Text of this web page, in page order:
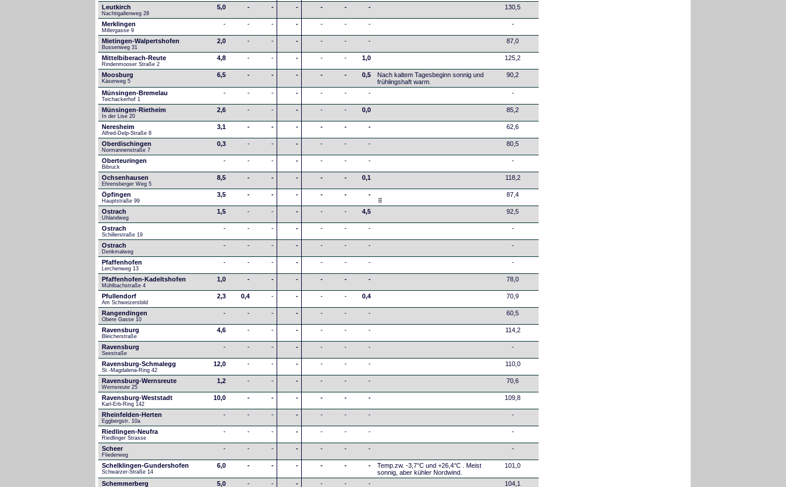
Leutkirch
Nachtigallenweg 28
5,0 - - - - - - 130,5
Merklingen
Millergasse 9
- - - - - - - -
Mietingen-Walpertshofen
Bussenweg 31
2,0 - - - - - - 87,0
Mittelbiberach-Reute
Rindenmooser Straße 2
4,8 - - - - - 1,0 125,2
Moosburg
Käserweg 5
6,5 - - - - - 0,5
Nach kaltem Tagesbeginn sonnig und
frühlingshaft warm.
90,2
Münsingen-Bremelau
Teichackerhof 1
- - - - - - - -
Münsingen-Rietheim
In der Lise 20
2,6 - - - - - 0,0 85,2
Neresheim
Alfred-Delp-Straße 8
3,1 - - - - - - 62,6
Oberdischingen
Normannenstraße 7
0,3 - - - - - - 80,5
Oberteuringen
Bibruck
- - - - - - - -
Ochsenhausen
Ehrensberger Weg 5
8,5 - - - - - 0,1 118,2
Öpfingen
Hauptstraße 99
3,5 - - - - - - 87,4
Ostrach
Uhlandweg
1,5 - - - - - 4,5 92,5
Ostrach
Schillerstraße 19
- - - - - - - -
Ostrach
Denkmalweg
- - - - - - - -
Pfaffenhofen
Lerchenweg 13
- - - - - - - -
Pfaffenhofen-Kadeltshofen
Mühlbachstraße 4
1,0 - - - - - - 78,0
Pfullendorf
Am Schweizersbild
2,3 0,4 - - - - 0,4 70,9
Rangendingen
Obere Gasse 10
- - - - - - - 60,5
Ravensburg
Bleicherstraße
4,6 - - - - - - 114,2
Ravensburg
Seestraße
- - - - - - - -
Ravensburg-Schmalegg
St.-Magdalena-Ring 42
12,0 - - - - - - 110,0
Ravensburg-Wernsreute
Wernsreute 25
1,2 - - - - - - 70,6
Ravensburg-Weststadt
Karl-Erb-Ring 142
10,0 - - - - - - 109,8
Rheinfelden-Herten
Eggbergstr. 10a
- - - - - - - -
Riedlingen-Neufra
Riedlinger Strasse
- - - - - - - -
Scheer
Fliederweg
- - - - - - - -
Schelklingen-Gundershofen
Schwarzer-Straße 14
6,0 - - - - - -
Temp.zw. -3,7°C und +26,4°C . Meist
sonnig, aber kühler Nordwind.
101,0
Schemmerberg 5,0 - - - - - - 104,1